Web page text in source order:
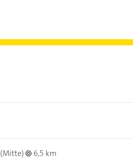
(Mitte)
6,5 km